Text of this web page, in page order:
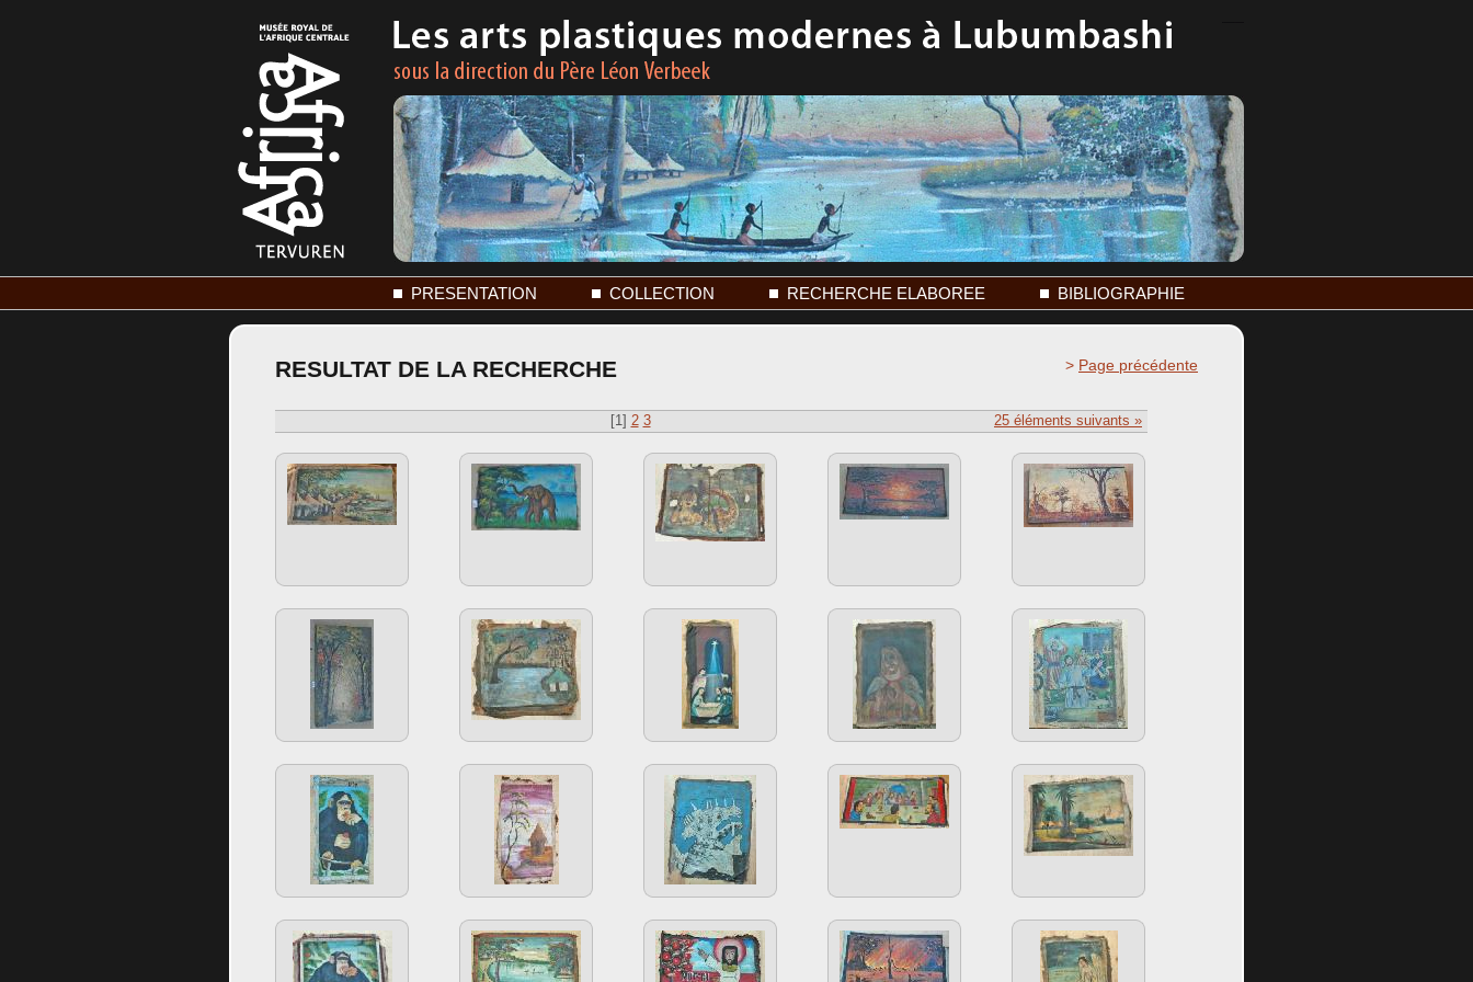
PRESENTATION COLLECTION RECHERCHE ELABOREE BIBLIOGRAPHIE
> Page précédente
RESULTAT DE LA RECHERCHE
25 éléments suivants »
[1] 2 3